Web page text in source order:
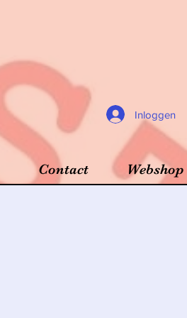
Inloggen
Contact Webshop